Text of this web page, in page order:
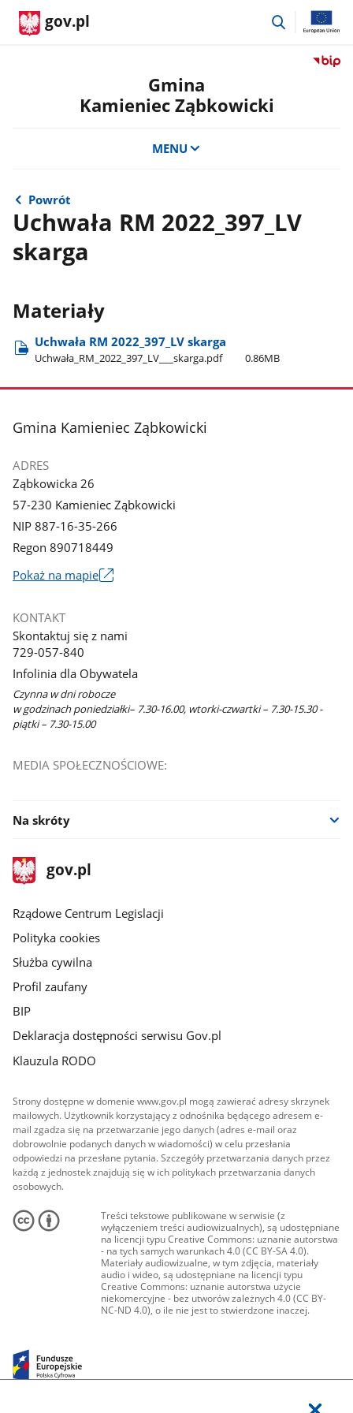
gov.pl
przejdź
Przejdź
Gmina
Kamieniec Ząbkowicki
MENU
Powrót
Uchwała RM 2022_397_LV
skarga
Materiały
Uchwała RM 2022​_397​_LV skarga
Uchwała​_RM​_2022​_397​_LV​_​_​_skarga.pdf 0.86MB
stopka
Gmina Kamieniec Ząbkowicki
ADRES
Ząbkowicka 26
57-230 Kamieniec Ząbkowicki
NIP 887-16-35-266
Regon 890718449
Pokaż na mapieLink
nowym
KONTAKT
Skontaktuj się z nami
729-057-840
Infolinia dla Obywatela
Czynna w dni robocze
w godzinach poniedziałki– 7.30-16.00, wtorki-czwartki – 7.30-15.30 -
piątki – 7.30-15.00
MEDIA SPOŁECZNOŚCIOWE:
Na skróty
stopka
gov.plStrona
gov.pl
Rządowe Centrum Legislacji
Polityka cookies
Służba cywilna
Profil zaufany
BIP
Deklaracja dostępności serwisu Gov.pl
Klauzula RODO
Strony dostępne w domenie www.gov.pl mogą zawierać adresy skrzynek
mailowych. Użytkownik korzystający z odnośnika będącego adresem e-
mail zgadza się na przetwarzanie jego danych (adres e-mail oraz
dobrowolnie podanych danych w wiadomości) w celu przesłania
odpowiedzi na przesłane pytania. Szczegóły przetwarzania danych przez
każdą z jednostek znajdują się w ich politykach przetwarzania danych
osobowych.
Treści tekstowe publikowane w serwisie (z
wyłączeniem treści audiowizualnych), są udostępniane
na licencji typu Creative Commons: uznanie autorstwa
- na tych samych warunkach 4.0 (CC BY-SA 4.0).
Materiały audiowizualne, w tym zdjęcia, materiały
audio i wideo, są udostępniane na licencji typu
Creative Commons: uznanie autorstwa użycie
niekomercyjne - bez utworów zależnych 4.0 (CC BY-
NC-ND 4.0), o ile nie jest to stwierdzone inaczej.